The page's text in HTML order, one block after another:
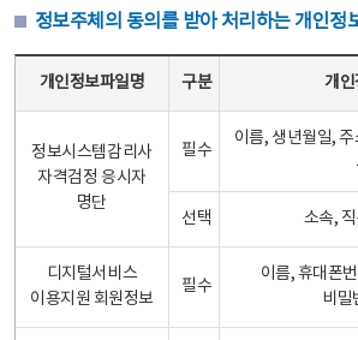
정보주체의 동의를 받아 처리하는 개인정
개인정보파일명 구분 개
정보시스템감리사
자격검정 응시자
명단
필수
이름, 생년월일,
선택 소속,
디지털서비스
이용지원 회원정보
필수
이름, 휴대폰
비밀